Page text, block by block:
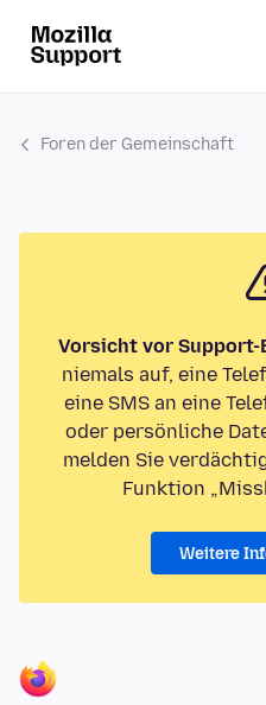
Foren der Gemeinschaft
Vorsicht vor Support-
niemals auf, eine
eine SMS an eine
oder persönliche
melden Sie
Funktion
Weitere